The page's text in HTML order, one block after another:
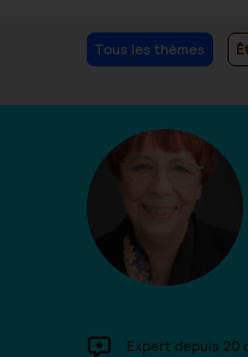
Tous les thèmes
Expert depuis 20